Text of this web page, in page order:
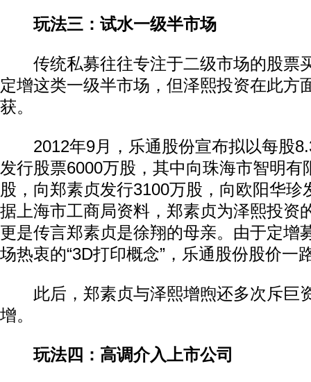
玩法三：试水一级半市场
传统私募往往专注于二级市场的股票
定增这类一级半市场，但泽熙投资在此方
获。
2012年9月，乐通股份宣布拟以每股
发行股票6000万股，其中向珠海市智明有
股，向郑素贞发行3100万股，向欧阳华珍
据上海市工商局资料，郑素贞为泽熙投资
更是传言郑素贞是徐翔的母亲。由于定增
场热衷的“3D打印概念”，乐通股份股价一
此后，郑素贞与泽熙增煦还多次斥巨
增。
玩法四：高调介入上市公司